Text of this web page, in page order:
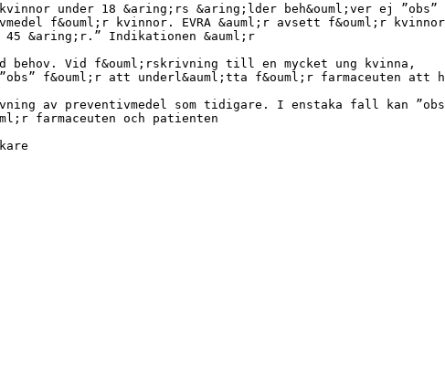
under 18 &aring;rs &aring;lder beh&ouml;ver ej ”obs”
f&ouml;r kvinnor. EVRA &auml;r avsett f&ouml;r
&aring;r.” Indikationen &auml;r
behov. Vid f&ouml;rskrivning till en mycket ung kvinna,
f&ouml;r att underl&auml;tta f&ouml;r farmaceuten att
av preventivmedel som tidigare. I enstaka fall kan
farmaceuten och patienten